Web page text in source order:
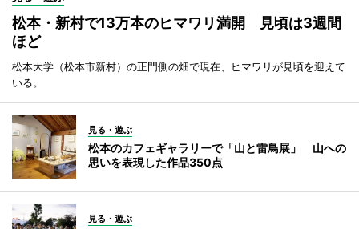
松本・新村で13万本のヒマワリ満開 見頃は3週間
ほど
松本大学（松本市新村）の正門側の畑で現在、ヒマワリが見頃を迎えて
いる。
見る・遊ぶ
松本のカフェギャラリーで「山と雷鳥展」 山への
思いを表現した作品350点
見る・遊ぶ